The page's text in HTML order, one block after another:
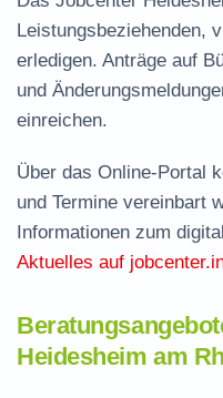
Leistungsbeziehenden,
erledigen. Anträge auf
und
einreichen.
Über das Online-Portal
und Termine vereinbart
Informationen zum
Aktuelles auf
Heidesheim am